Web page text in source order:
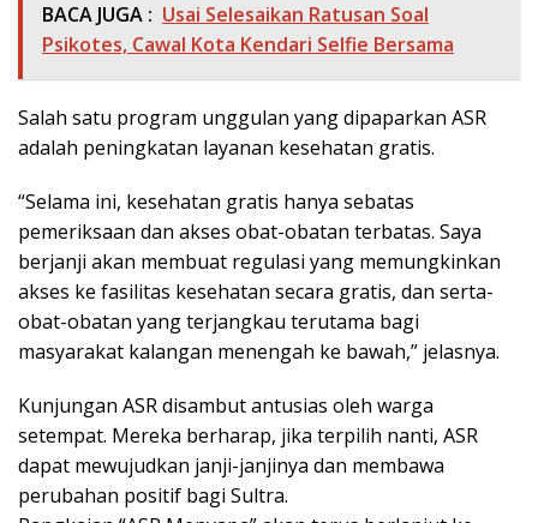
BACA JUGA : Usai Selesaikan Ratusan Soal
Psikotes, Cawal Kota Kendari Selfie Bersama
Salah satu program unggulan yang dipaparkan ASR
adalah peningkatan layanan kesehatan gratis.
“Selama ini, kesehatan gratis hanya sebatas
pemeriksaan dan akses obat-obatan terbatas. Saya
berjanji akan membuat regulasi yang memungkinkan
akses ke fasilitas kesehatan secara gratis, dan serta-
obat-obatan yang terjangkau terutama bagi
masyarakat kalangan menengah ke bawah,” jelasnya.
Kunjungan ASR disambut antusias oleh warga
setempat. Mereka berharap, jika terpilih nanti, ASR
dapat mewujudkan janji-janjinya dan membawa
perubahan positif bagi Sultra.